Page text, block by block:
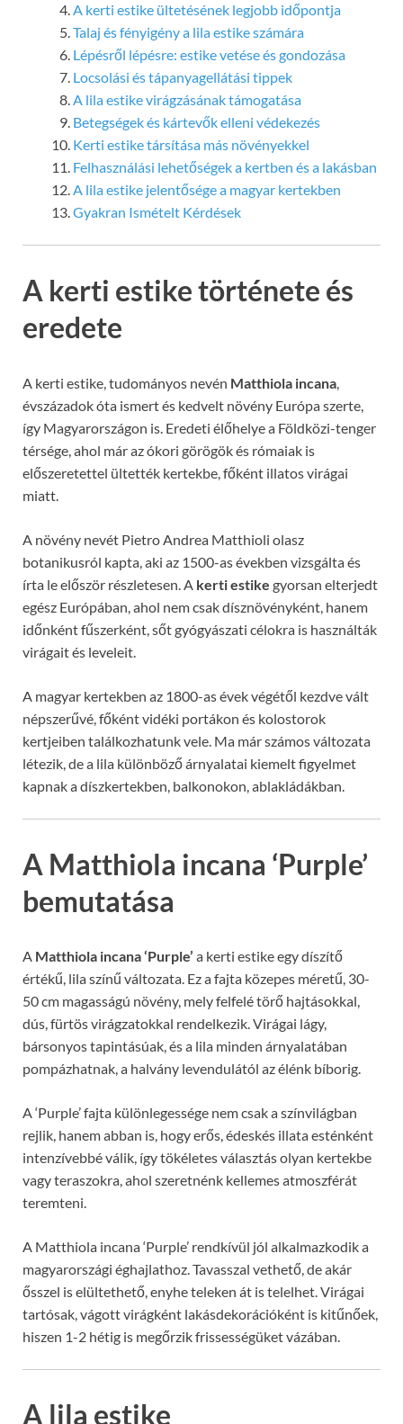
A kerti estike ültetésének legjobb időpontja
Talaj és fényigény a lila estike számára
Lépésről lépésre: estike vetése és gondozása
Locsolási és tápanyagellátási tippek
A lila estike virágzásának támogatása
Betegségek és kártevők elleni védekezés
Kerti estike társítása más növényekkel
Felhasználási lehetőségek a kertben és a lakásban
A lila estike jelentősége a magyar kertekben
Gyakran Ismételt Kérdések
A kerti estike története és
eredete
A kerti estike, tudományos nevén Matthiola incana
évszázadok óta ismert és kedvelt növény Európa szerte,
így Magyarországon is. Eredeti élőhelye a Földközi-tenger
térsége, ahol már az ókori görögök és rómaiak is
előszeretettel ültették kertekbe, főként illatos virágai
miatt.
A növény nevét Pietro Andrea Matthioli olasz
botanikusról kapta, aki az 1500-as években vizsgálta és
írta le először részletesen. A kerti estike gyorsan elterjedt
egész Európában, ahol nem csak dísznövényként, hanem
időnként fűszerként, sőt gyógyászati célokra is használták
virágait és leveleit.
A magyar kertekben az 1800-as évek végétől kezdve vált
népszerűvé, főként vidéki portákon és kolostorok
kertjeiben találkozhatunk vele. Ma már számos változata
létezik, de a lila különböző árnyalatai kiemelt figyelmet
kapnak a díszkertekben, balkonokon, ablakládákban.
A Matthiola incana ‘Purple’
bemutatása
A Matthiola incana ‘Purple’ a kerti estike egy díszítő
értékű, lila színű változata. Ez a fajta közepes méretű, 30-
50 cm magasságú növény, mely felfelé törő hajtásokkal,
dús, fürtös virágzatokkal rendelkezik. Virágai lágy,
bársonyos tapintásúak, és a lila minden árnyalatában
pompázhatnak, a halvány levendulától az élénk bíborig.
A ‘Purple’ fajta különlegessége nem csak a színvilágban
rejlik, hanem abban is, hogy erős, édeskés illata esténként
intenzívebbé válik, így tökéletes választás olyan kertekbe
vagy teraszokra, ahol szeretnénk kellemes atmoszférát
teremteni.
A Matthiola incana ‘Purple’ rendkívül jól alkalmazkodik a
magyarországi éghajlathoz. Tavasszal vethető, de akár
ősszel is elültethető, enyhe teleken át is telelhet. Virágai
tartósak, vágott virágként lakásdekorációként is kitűnőek,
hiszen 1-2 hétig is megőrzik frissességüket vázában.
A lila estike